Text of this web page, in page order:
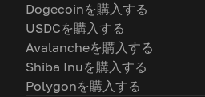
Dogecoinを購入する
USDCを購入する
Avalancheを購入する
Shiba Inuを購入する
Polygonを購入する